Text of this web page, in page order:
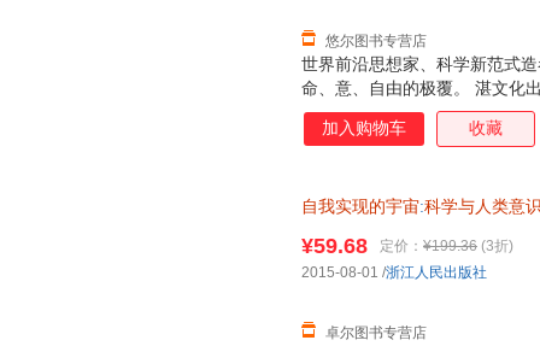
世界前沿思想家、科学新范式
命、意、自由的极覆。 湛文化
悠尔图书专营店
加入购物车 收藏
自我实现的宇宙:科学与人类意
¥59.68 定价： ¥199.36 (3折)
卓尔图书专营店
2015-08-01 /浙江人民出版社